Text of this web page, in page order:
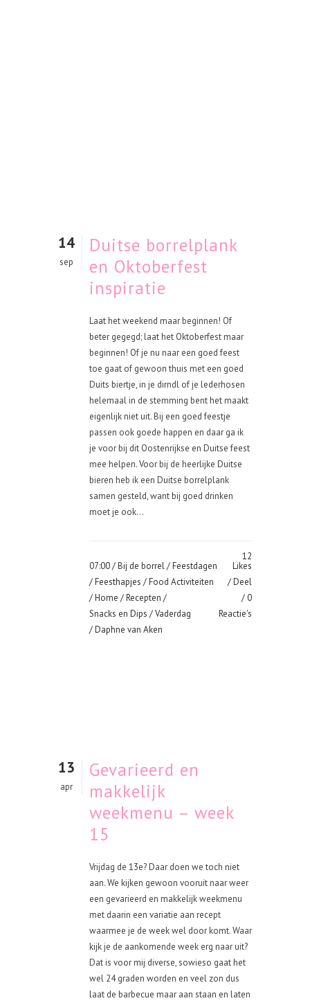
14
sep
Duitse borrelplank
en Oktoberfest
inspiratie
Laat het weekend maar beginnen! Of
beter gegegd; laat het Oktoberfest maar
beginnen! Of je nu naar een goed feest
toe gaat of gewoon thuis met een goed
Duits biertje, in je dirndl of je lederhosen
helemaal in de stemming bent het maakt
eigenlijk niet uit. Bij een goed feestje
passen ook goede happen en daar ga ik
je voor bij dit Oostenrijkse en Duitse feest
mee helpen. Voor bij de heerlijke Duitse
bieren heb ik een Duitse borrelplank
samen gesteld, want bij goed drinken
moet je ook...
07:00 /Bij de borrel/Feestdagen
/Feesthapjes /Food Activiteiten
/Home /Recepten /
Snacks en Dips /Vaderdag
/ Daphne van Aken
12
Likes
Deel
0
Reactie's
13
apr
Gevarieerd en
makkelijk
weekmenu – week
15
Vrijdag de 13e? Daar doen we toch niet
aan. We kijken gewoon vooruit naar weer
een gevarieerd en makkelijk weekmenu
met daarin een variatie aan recept
waarmee je de week wel door komt. Waar
kijk je de aankomende week erg naar uit?
Dat is voor mij diverse, sowieso gaat het
wel 24 graden worden en veel zon dus
laat de barbecue maar aan staan en laten